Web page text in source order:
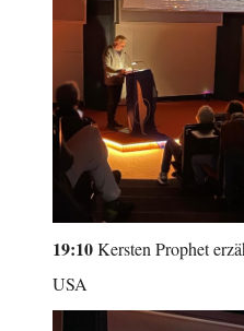
19:10Kersten Prophet
USA